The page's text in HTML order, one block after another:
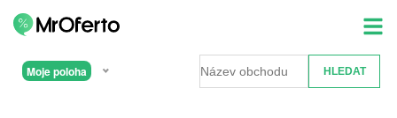
Moje poloha